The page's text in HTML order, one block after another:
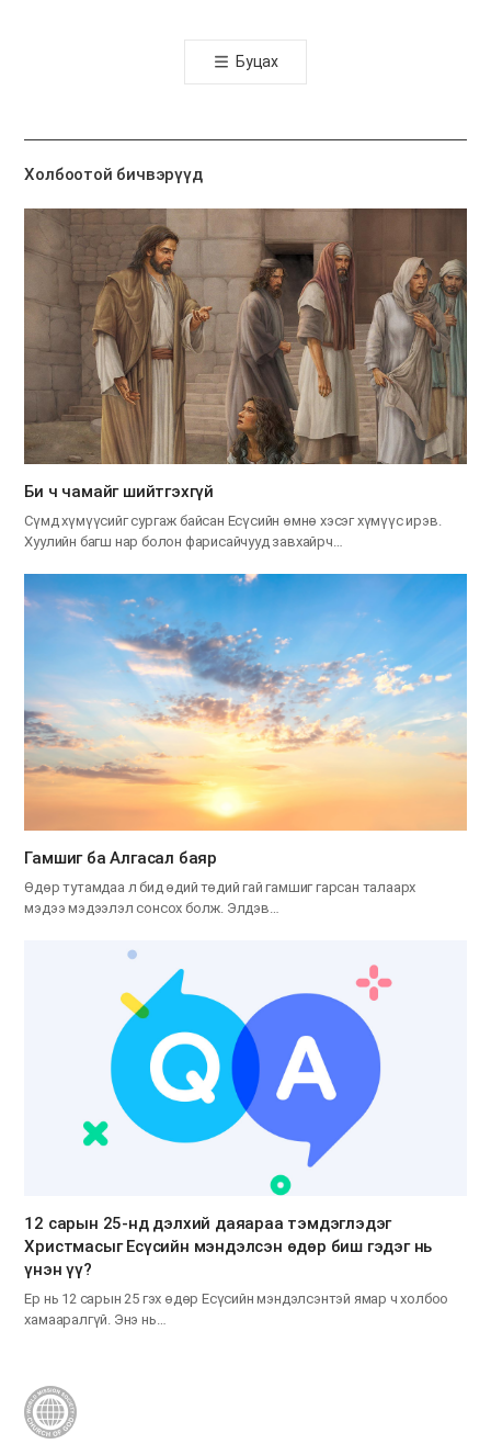
톡
공
기
Буцах
Холбоотой бичвэрүүд
Би ч чамайг шийтгэхгүй
Сүмд хүмүүсийг сургаж байсан Есүсийн өмнө хэсэг хүмүүс ирэв.
Хуулийн багш нар болон фарисайчууд завхайрч…
Гамшиг ба Алгасал баяр
Өдөр тутамдаа л бид өдий төдий гай гамшиг гарсан талаарх
мэдээ мэдээлэл сонсох болж. Элдэв…
12 сарын 25-нд дэлхий даяараа тэмдэглэдэг
Христмасыг Есүсийн мэндэлсэн өдөр биш гэдэг нь
үнэн үү?
Ер нь 12 сарын 25 гэх өдөр Есүсийн мэндэлсэнтэй ямар ч холбоо
хамааралгүй. Энэ нь…